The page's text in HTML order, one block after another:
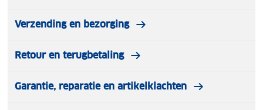
Verzending en bezorging
Retour en terugbetaling
Garantie, reparatie en artikelklachten